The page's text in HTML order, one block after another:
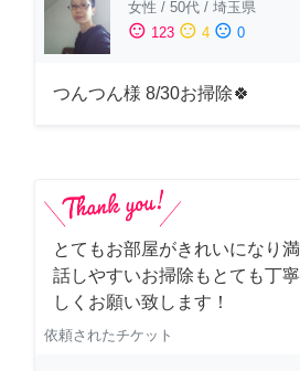
女性 / 50代 / 埼玉県
sentiment_satisfied 123 sentiment_neutral 4 sentiment_dissatisfied 0
つんつん様 8/30お掃除🍀
とてもお部屋がきれいになり
話しやすいお掃除もとても丁
しくお願い致します！
依頼されたチケット